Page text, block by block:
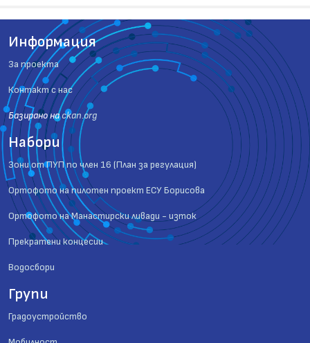
Информация
За проекта
Контакт с нас
Базиранo наckan.org
Набори
Зони от ПУП по член 16 (План за регулация)
Ортофото на пилотен проект ЕСУ Борисова
Ортофото на Манастирски ливади - изток
Прекратени концесии
Водосбори
Групи
Градоустройство